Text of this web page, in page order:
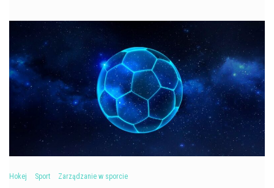
Hokej Sport Zarządzanie w sporcie